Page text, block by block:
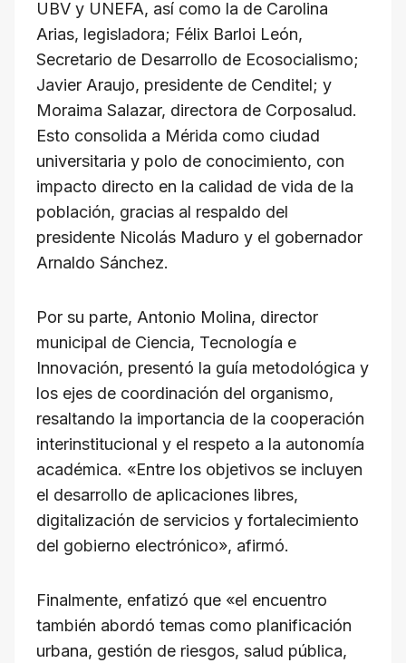
UBV y UNEFA, así como la de Carolina
Arias, legisladora; Félix Barloi León,
Secretario de Desarrollo de Ecosocialismo;
Javier Araujo, presidente de Cenditel; y
Moraima Salazar, directora de Corposalud.
Esto consolida a Mérida como ciudad
universitaria y polo de conocimiento, con
impacto directo en la calidad de vida de la
población, gracias al respaldo del
presidente Nicolás Maduro y el gobernador
Arnaldo Sánchez.
Por su parte, Antonio Molina, director
municipal de Ciencia, Tecnología e
Innovación, presentó la guía metodológica y
los ejes de coordinación del organismo,
resaltando la importancia de la cooperación
interinstitucional y el respeto a la autonomía
académica. «Entre los objetivos se incluyen
el desarrollo de aplicaciones libres,
digitalización de servicios y fortalecimiento
del gobierno electrónico», afirmó.
Finalmente, enfatizó que «el encuentro
también abordó temas como planificación
urbana, gestión de riesgos, salud pública,